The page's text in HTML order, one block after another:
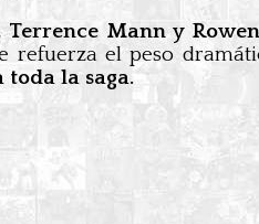
Mann y
refuerza el peso
la saga.